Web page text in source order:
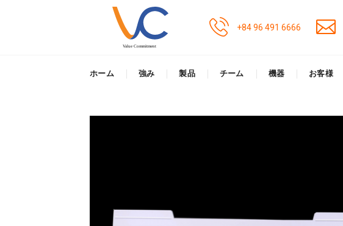
+84 96 491 6666
ホーム 強み 製品 チーム 機器 お客様